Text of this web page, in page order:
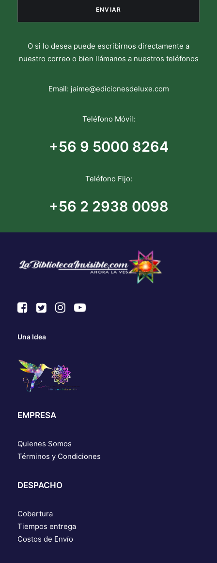
O si lo desea puede escribirnos directamente a
nuestro correo o bien llámanos a nuestros teléfonos
Email: jaime@edicionesdeluxe.com
Teléfono Móvil:
+56 9 5000 8264
Teléfono Fijo:
+56 2 2938 0098
Una Idea
EMPRESA
Quienes Somos
Términos y Condiciones
DESPACHO
Cobertura
Tiempos entrega
Costos de Envío